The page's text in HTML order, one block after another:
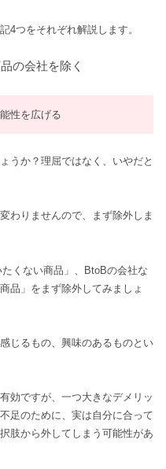
4つをそれぞれ解説します。
の会社を除く
性を広げる
うか？理屈ではなく、いやだと
わりませんので、まず除外しま
くない商品」、BtoBの会社な
品」をまず除外してみましょ
じるもの、興味のあるものとい
効ですが、一つ大きなデメリッ
足のために、実は自分に合って
肢から外してしまう可能性があ